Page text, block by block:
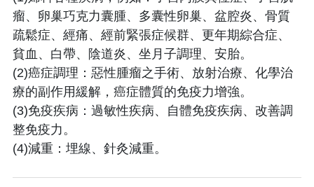
瘤、卵巢巧克力囊腫、多囊性卵巢、盆腔炎、骨質
疏鬆症、經痛、經前緊張症候群、更年期綜合症、
貧血、白帶、陰道炎、坐月子調理、安胎。
(2)癌症調理：惡性腫瘤之手術、放射治療、化學治
療的副作用緩解，癌症體質的免疫力增強。
(3)免疫疾病：過敏性疾病、自體免疫疾病、改善調
整免疫力。
(4)減重：埋線、針灸減重。